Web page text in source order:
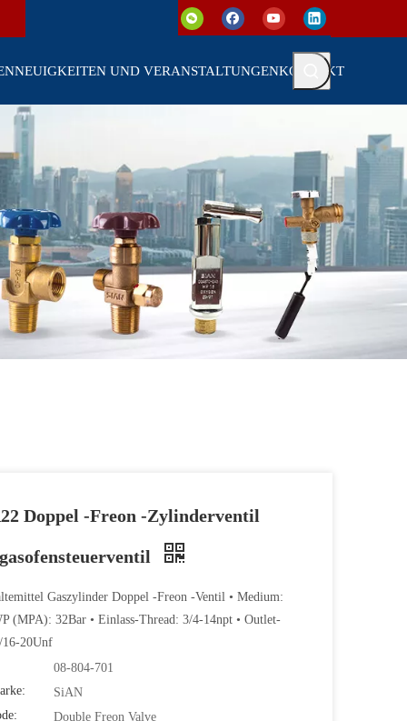
NEUIGKEITEN UND VERANSTALTUNGENKONTAKT
Doppel -Freon -Zylinderventil
Gaszylinder Doppel -Freon -Ventil • Medium:
(MPA): 32Bar • Einlass-Thread: 3/4-14npt • Outlet-
16-20Unf
08-804-701
SiAN
Double Freon Valve